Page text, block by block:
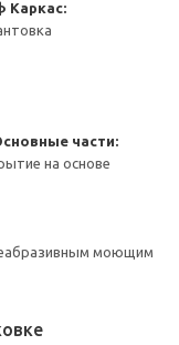
Каркас:
части:
на основе
моющим